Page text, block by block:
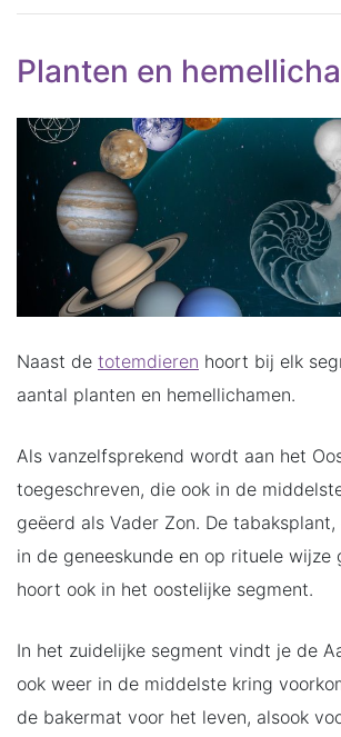
Planten en
Naast de totemdieren hoort bij elk
aantal planten en hemellichamen.
Als vanzelfsprekend wordt aan het
toegeschreven, die ook in de
geëerd als Vader Zon. De
in de geneeskunde en op rituele wijze
hoort ook in het oostelijke segment.
In het zuidelijke segment vindt je de
ook weer in de middelste kring
de bakermat voor het leven, alsook